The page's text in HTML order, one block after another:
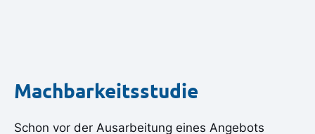
Machbarkeitsstudie
Schon vor der Ausarbeitung eines Angebots